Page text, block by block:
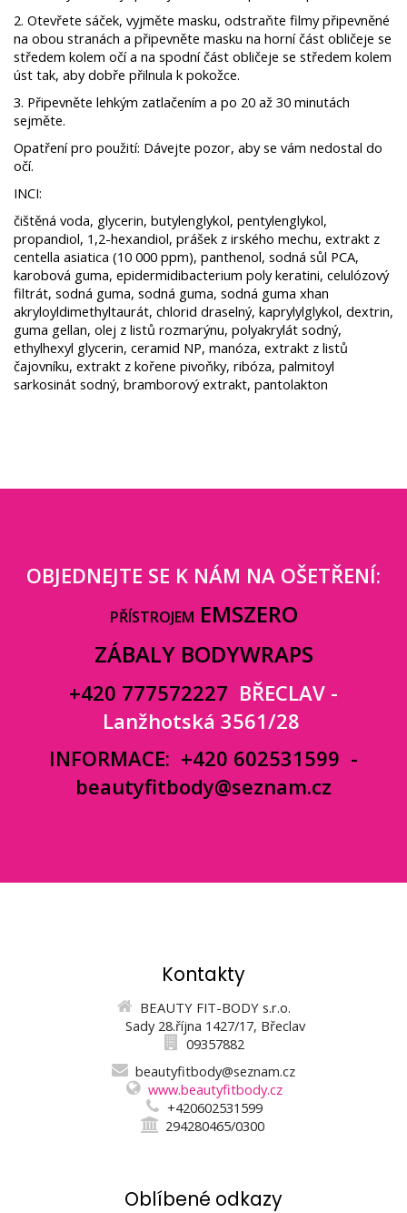
2. Otevřete sáček, vyjměte masku, odstraňte filmy připevněné
na obou stranách a připevněte masku na horní část obličeje se
středem kolem očí a na spodní část obličeje se středem kolem
úst tak, aby dobře přilnula k pokožce.
3. Připevněte lehkým zatlačením a po 20 až 30 minutách
sejměte.
Opatření pro použití: Dávejte pozor, aby se vám nedostal do
očí.
INCI:
čištěná voda, glycerin, butylenglykol, pentylenglykol,
propandiol, 1,2-hexandiol, prášek z irského mechu, extrakt z
centella asiatica (10 000 ppm), panthenol, sodná sůl PCA,
karobová guma, epidermidibacterium poly keratini, celulózový
filtrát, sodná guma, sodná guma, sodná guma xhan
akryloyldimethyltaurát, chlorid draselný, kaprylylglykol, dextrin,
guma gellan, olej z listů rozmarýnu, polyakrylát sodný,
ethylhexyl glycerin, ceramid NP, manóza, extrakt z listů
čajovníku, extrakt z kořene pivoňky, ribóza, palmitoyl
sarkosinát sodný, bramborový extrakt, pantolakton
OBJEDNEJTE SE K NÁM NA OŠETŘENÍ:
PŘÍSTROJEM EMSZERO
ZÁBALY BODYWRAPS
+420 777572227 BŘECLAV -
Lanžhotská 3561/28
INFORMACE: +420 602531599 -
beautyfitbody@seznam.cz
Kontakty
BEAUTY FIT-BODY s.r.o.
Sady 28.října 1427/17, Břeclav
09357882
beautyfitbody@seznam.cz
www.beautyfitbody.cz
+420602531599
294280465/0300
Oblíbené odkazy